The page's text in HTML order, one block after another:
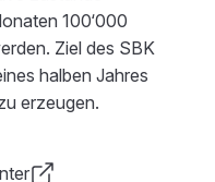
100‘000
Ziel des SBK
halben Jahres
erzeugen.